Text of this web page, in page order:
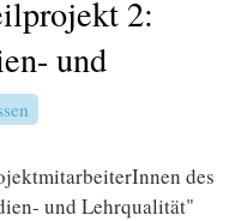
2:
und
des
und Lehrqualität"